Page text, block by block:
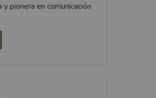
pionera en comunicación